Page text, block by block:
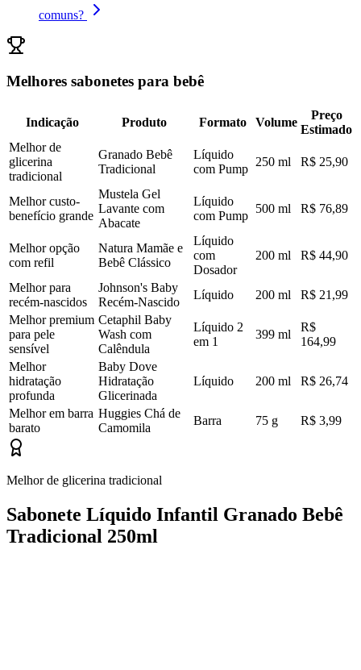
comuns?
Melhores sabonetes para bebê
Indicação Produto Formato Volume
Preço
Estimado
Melhor de
glicerina
tradicional
Granado Bebê
Tradicional
Líquido
com Pump
250 ml R$ 25,90
Melhor custo-
benefício grande
Mustela Gel
Lavante com
Abacate
Líquido
com Pump
500 ml R$ 76,89
Melhor opção
com refil
Natura Mamãe e
Bebê Clássico
Líquido
com
Dosador
200 ml R$ 44,90
Melhor para
recém-nascidos
Johnson's Baby
Recém-Nascido
Líquido 200 ml
R$ 21,99
Melhor premium
para pele
sensível
Cetaphil Baby
Wash com
Calêndula
Líquido 2
em 1
399 ml
R$
164,99
Melhor
hidratação
profunda
Baby Dove
Hidratação
Glicerinada
Líquido 200 ml R$ 26,74
Melhor em barra
barato
Huggies Chá de
Camomila
Barra 75 g R$ 3,99
Melhor de glicerina tradicional
Sabonete Líquido Infantil Granado Bebê
Tradicional 250ml